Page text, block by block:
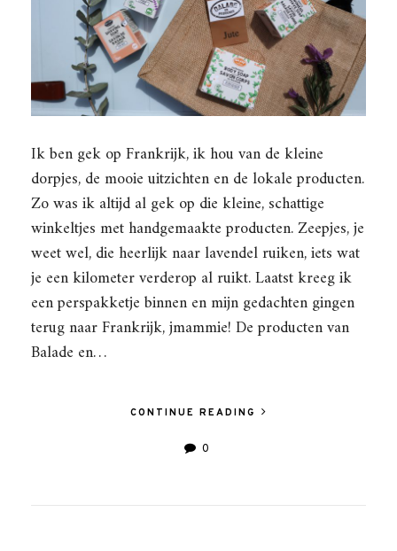
Ik ben gek op Frankrijk, ik hou van de kleine
dorpjes, de mooie uitzichten en de lokale producten.
Zo was ik altijd al gek op die kleine, schattige
winkeltjes met handgemaakte producten. Zeepjes, je
weet wel, die heerlijk naar lavendel ruiken, iets wat
je een kilometer verderop al ruikt. Laatst kreeg ik
een perspakketje binnen en mijn gedachten gingen
terug naar Frankrijk, jmammie! De producten van
Balade en…
CONTINUE READING
0